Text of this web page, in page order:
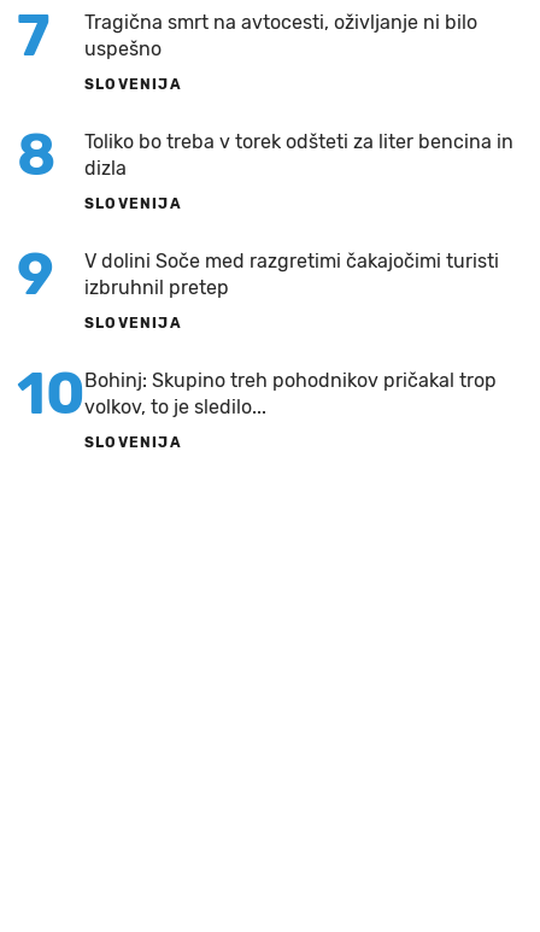
7
Tragična smrt na avtocesti, oživljanje ni bilo
uspešno
SLOVENIJA
8
Toliko bo treba v torek odšteti za liter bencina in
dizla
SLOVENIJA
9
V dolini Soče med razgretimi čakajočimi turisti
izbruhnil pretep
SLOVENIJA
10Bohinj: Skupino treh pohodnikov pričakal trop
volkov, to je sledilo...
SLOVENIJA